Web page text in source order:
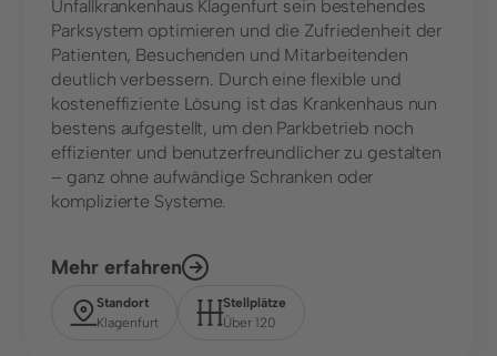
Unfallkrankenhaus Klagenfurt sein bestehendes
Parksystem optimieren und die Zufriedenheit der
Patienten, Besuchenden und Mitarbeitenden
deutlich verbessern. Durch eine flexible und
kosteneffiziente Lösung ist das Krankenhaus nun
bestens aufgestellt, um den Parkbetrieb noch
effizienter und benutzerfreundlicher zu gestalten
– ganz ohne aufwändige Schranken oder
komplizierte Systeme.
Mehr erfahren
Standort
Klagenfurt
Stellplätze
Über 120